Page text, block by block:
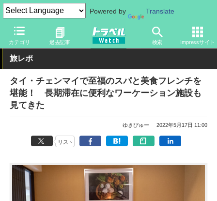
Powered by Translate
カテゴリ 過去記事 検索 Impressサイト
トラベル Watch 地域 海外旅行 タイ
旅レポ
タイ・チェンマイで至福のスパと美食フレンチを
堪能！ 長期滞在に便利なワーケーション施設も
見てきた
ゆきぴゅー 2022年5月17日 11:00
リスト